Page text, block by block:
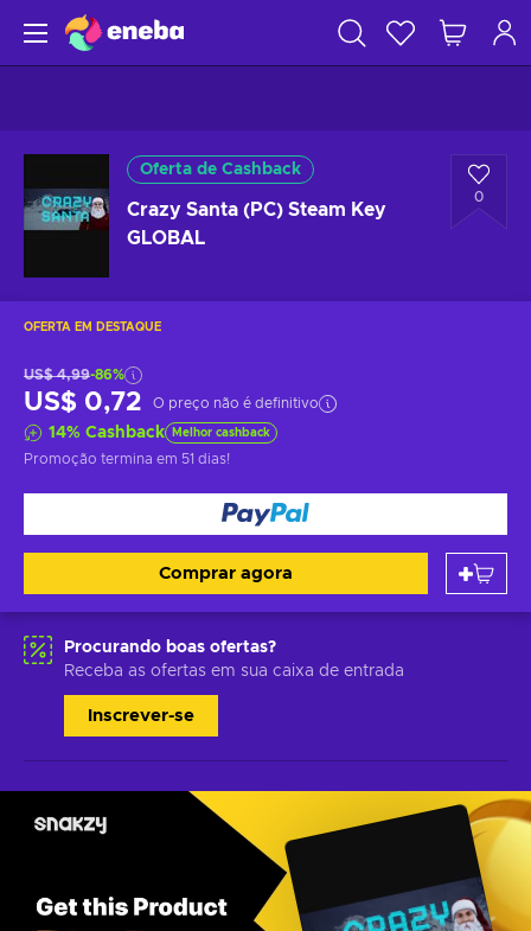
Oferta de Cashback
Crazy Santa (PC) Steam Key
GLOBAL
0
OFERTA EM DESTAQUE
US$ 4,99-86%
US$ 0,72 O preço não é definitivo
14% Cashback Melhor cashback
Promoção termina em 51 dias!
Comprar agora
Procurando boas ofertas?
Receba as ofertas em sua caixa de entrada
Inscrever-se